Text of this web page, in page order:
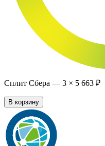
Сплит Сбера — 3 × 5 663 ₽
В корзину